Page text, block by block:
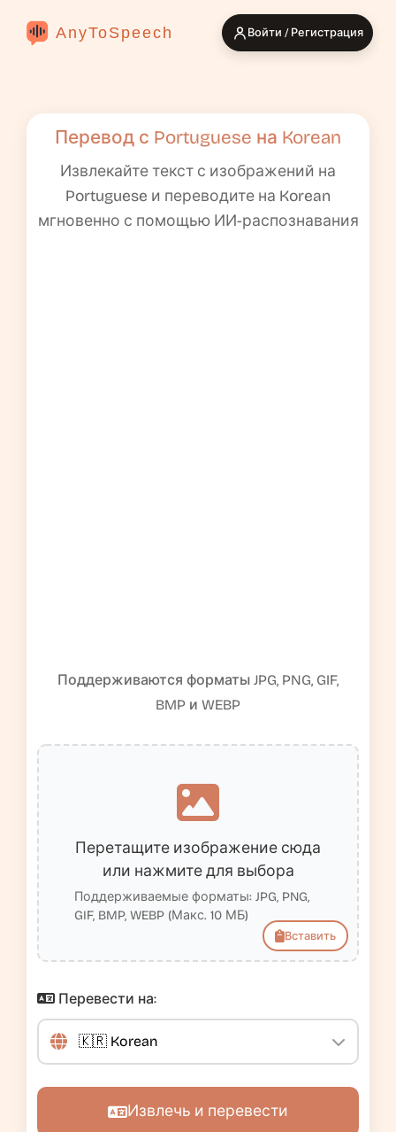
AnyToSpeech Войти / Регистрация
Перевод с Portuguese на Korean
Извлекайте текст с изображений на
Portuguese и переводите на Korean
мгновенно с помощью ИИ-распознавания
Поддерживаются форматы JPG, PNG, GIF,
BMP и WEBP
Перетащите изображение сюда
или нажмите для выбора
Поддерживаемые форматы: JPG, PNG,
GIF, BMP, WEBP (Макс. 10 МБ)
Вставить
Перевести на:
Извлечь и перевести